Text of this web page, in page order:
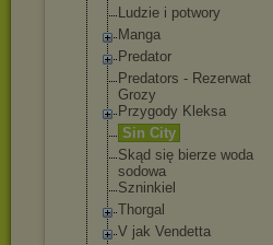
Ludzie i potwory
Manga
Predator
Predators - Rezerwat
Grozy
Przygody Kleksa
Sin City
Skąd się bierze woda
sodowa
Szninkiel
Thorgal
V jak Vendetta